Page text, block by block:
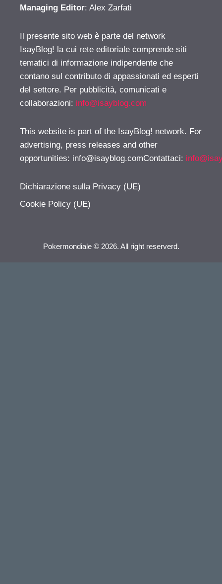
Managing Editor: Alex Zarfati
Il presente sito web è parte del network
IsayBlog! la cui rete editoriale comprende siti
tematici di informazione indipendente che
contano sul contributo di appassionati ed esperti
del settore. Per pubblicità, comunicati e
collaborazioni: info@isayblog.com
This website is part of the IsayBlog! network. For
advertising, press releases and other
opportunities: info@isayblog.comContattaci:
Dichiarazione sulla Privacy (UE)
Cookie Policy (UE)
Pokermondiale © 2026. All right reserverd.